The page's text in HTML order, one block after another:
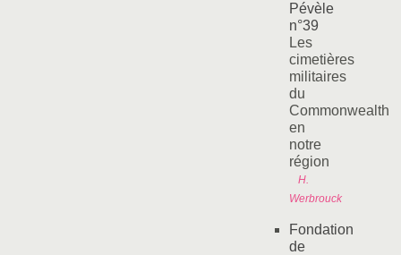
Pévèle
n°39
Les
cimetières
militaires
du
Commonwealth
en
notre
région
H.
Werbrouck
Fondation
de